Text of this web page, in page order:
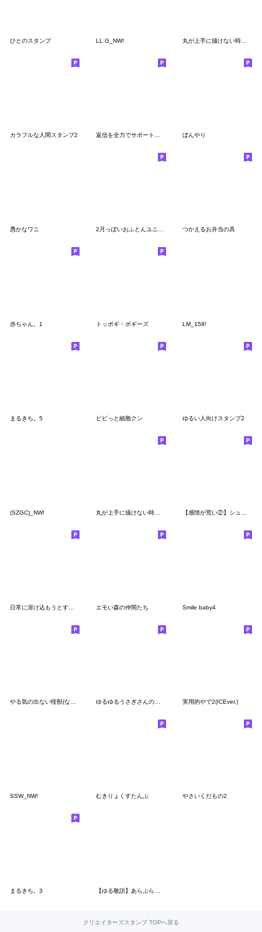
ひとのスタンプ LL G_NW! 丸が上手に描けない時に現れる幻のアイツ02
カラフルな人間スタンプ2 ぼんやり
愚かなワニ 2月っぽいおふとんユニバース つかえるお弁当の具
赤ちゃん。1 トッポギ・ポギーズ LM_158!
まるきち。5 ビビっと細胞クン ゆるい人向けスタンプ2
(SZGC)_NW! 丸が上手に描けない時に現れる幻のアイツ01 【感情が荒い②】シュールな小さい奴
エモい森の仲間たち Smile baby4
実用的やで2(ICEver.)
SSW_NW! むきりょくすたんぷ やさいくだもの2
まるきち。3
クリエイターズスタンプ TOPへ戻る